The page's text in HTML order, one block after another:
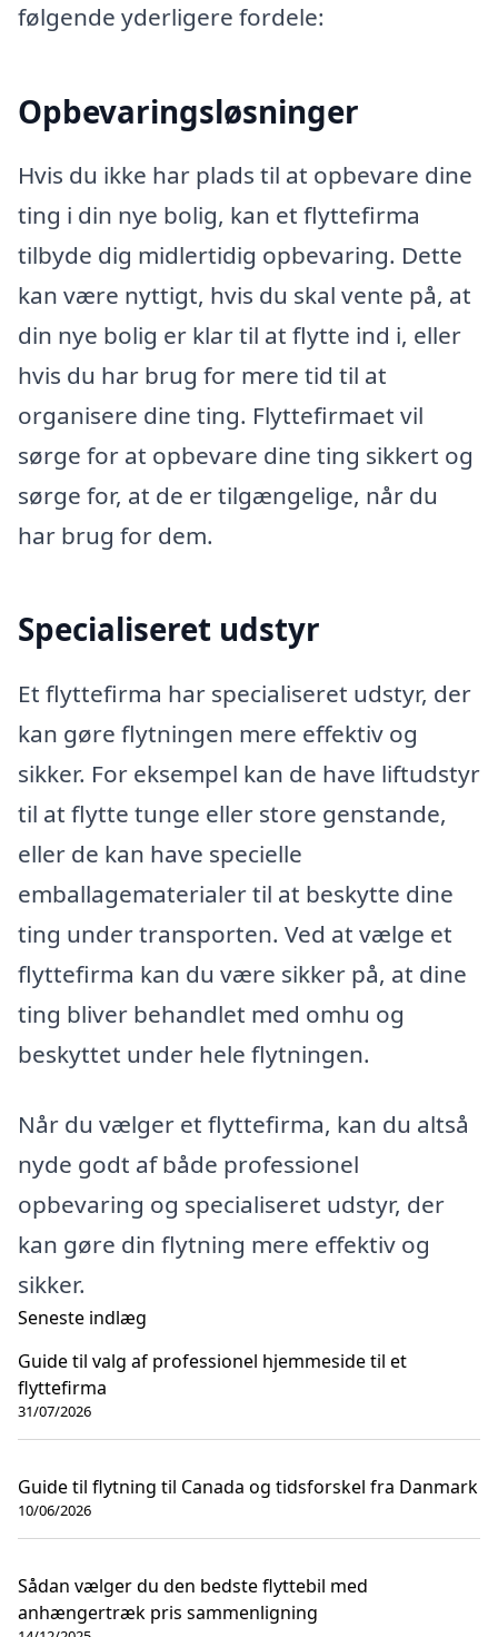
følgende yderligere fordele:
Opbevaringsløsninger
Hvis du ikke har plads til at opbevare dine
ting i din nye bolig, kan et flyttefirma
tilbyde dig midlertidig opbevaring. Dette
kan være nyttigt, hvis du skal vente på, at
din nye bolig er klar til at flytte ind i, eller
hvis du har brug for mere tid til at
organisere dine ting. Flyttefirmaet vil
sørge for at opbevare dine ting sikkert og
sørge for, at de er tilgængelige, når du
har brug for dem.
Specialiseret udstyr
Et flyttefirma har specialiseret udstyr, der
kan gøre flytningen mere effektiv og
sikker. For eksempel kan de have liftudstyr
til at flytte tunge eller store genstande,
eller de kan have specielle
emballagematerialer til at beskytte dine
ting under transporten. Ved at vælge et
flyttefirma kan du være sikker på, at dine
ting bliver behandlet med omhu og
beskyttet under hele flytningen.
Når du vælger et flyttefirma, kan du altså
nyde godt af både professionel
opbevaring og specialiseret udstyr, der
kan gøre din flytning mere effektiv og
sikker.
Seneste indlæg
Guide til valg af professionel hjemmeside til et
flyttefirma
31/07/2026
Guide til flytning til Canada og tidsforskel fra Danmark
10/06/2026
Sådan vælger du den bedste flyttebil med
anhængertræk pris sammenligning